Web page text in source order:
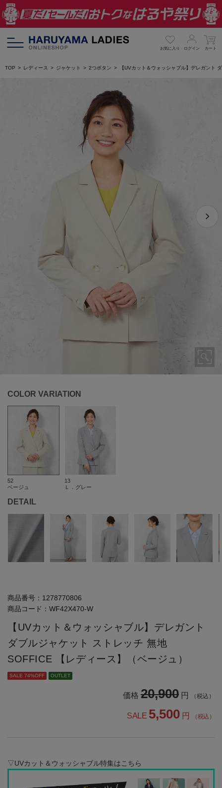
お気に入り ログイン カート
TOP レディース ジャケット 2つボタン 【UVカット＆ウォッシャブル】デレガント
COLOR VARIATION
52
ベージュ
13
Ｌ．グレー
DETAIL
商品番号： 1278770806
商品コード： WF42X470-W
【UVカット＆ウォッシャブル】デレガント
ダブルジャケット ストレッチ 無地
SOFFICE 【レディース】（ベージュ）
SALE 74%OFF OUTLET
価格 20,900 円 （税込）
SALE 5,500 円 （税込）
▽UVカット＆ウォッシャブル特集はこちら